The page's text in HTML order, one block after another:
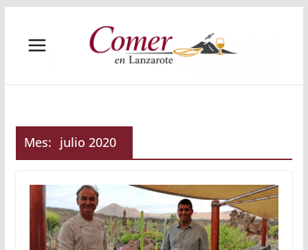
contenido
Mes: julio 2020